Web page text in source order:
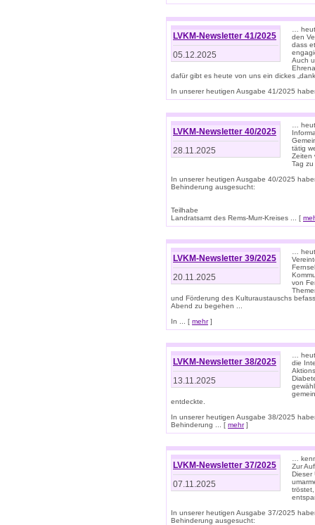
LVKM-Newsletter 41/2025
05.12.2025
…
den
dass
Auch
dafür gibt es heute von uns ein dickes
In unserer heutigen Ausgabe 41/2025
LVKM-Newsletter 40/2025
28.11.2025
…
tätig
Zeiten
Tag
In unserer heutigen Ausgabe 40/2025
Behinderung ausgesucht:
Teilhabe
Landratsamt des Rems-Murr-Kreises ... [
LVKM-Newsletter 39/2025
20.11.2025
…
von
und Förderung des Kulturaustauschs
Abend zu begehen ...
In ... [ mehr]
LVKM-Newsletter 38/2025
13.11.2025
…
die
entdeckte.
In unserer heutigen Ausgabe 38/2025
Behinderung ... [ mehr]
LVKM-Newsletter 37/2025
07.11.2025
…
Zur
Dieser
In unserer heutigen Ausgabe 37/2025
Behinderung ausgesucht: